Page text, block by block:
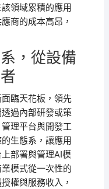
領域累積的應用
商的成本高昂，
，從設備
臨天花板，領先
過內部研發或策
理平台與開發工
生態系，讓應用
部署與管理AI模
模式從一次性的
權與服務收入，